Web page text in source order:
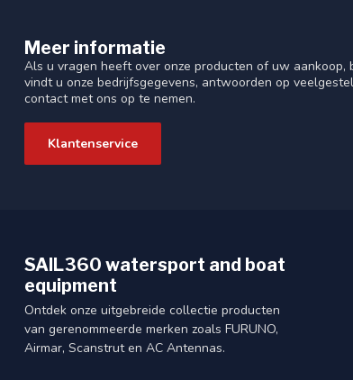
Meer informatie
Als u vragen heeft over onze producten of uw aankoop,
vindt u onze bedrijfsgegevens, antwoorden op
contact met ons op te nemen.
Klantenservice
SAIL360 watersport and boat
equipment
Ontdek onze uitgebreide collectie producten
van gerenommeerde merken zoals FURUNO,
Airmar, Scanstrut en AC Antennas.